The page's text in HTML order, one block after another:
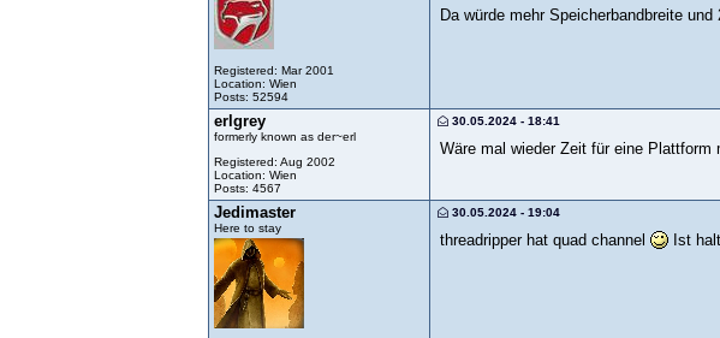
Registered: Mar 2001
Location: Wien
Posts: 52594
Da würde mehr Speicherbandbreite
erlgrey
formerly known as der~erl
Registered: Aug 2002
Location: Wien
Posts: 4567
30.05.2024 - 18:41
Wäre mal wieder Zeit für eine Plattform
Jedimaster
Here to stay
30.05.2024 - 19:04
threadripper hat quad channel Ist